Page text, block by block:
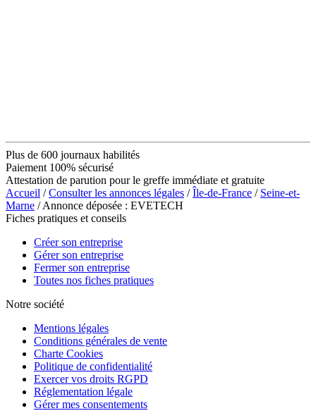
Plus de 600 journaux habilités
Paiement 100% sécurisé
Attestation de parution pour le greffe immédiate et gratuite
Accueil /Consulter les annonces légales /Île-de-France / Seine-et-
Marne / Annonce déposée : EVETECH
Fiches pratiques et conseils
Créer son entreprise
Gérer son entreprise
Fermer son entreprise
Toutes nos fiches pratiques
Notre société
Mentions légales
Conditions générales de vente
Charte Cookies
Politique de confidentialité
Exercer vos droits RGPD
Réglementation légale
Gérer mes consentements